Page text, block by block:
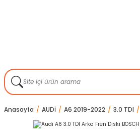
Anasayfa AUDİ A6 2019-2022 3.0 TDI